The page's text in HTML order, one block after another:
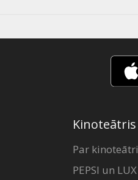
Kinoteātris
Par kinoteātri
PEPSI un LUX